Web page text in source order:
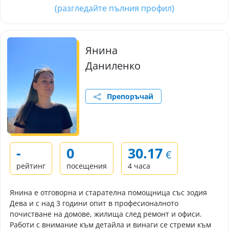
(разгледайте пълния профил)
Янина
Даниленко
Препоръчай
-
рейтинг
0
посещения
30.17 €
4 часа
Янина е отговорна и старателна помощница със зодия
Дева и с над 3 години опит в професионалното
почистване на домове, жилища след ремонт и офиси.
Работи с внимание към детайла и винаги се стреми към